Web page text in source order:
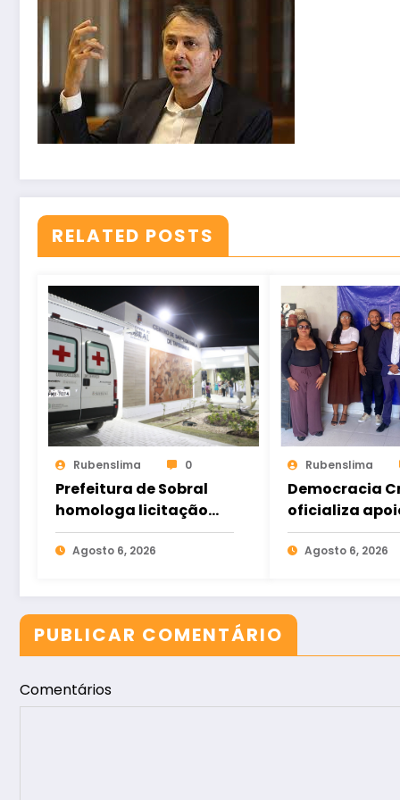
RELATED POSTS
Rubenslima 0
Prefeitura de Sobral
homologa licitação
para construção do
Hospital de Taperuaba
Agosto 6, 2026
Rubenslima
Democracia
oficializa
Gomes e
aliança da
Agosto 6, 2026
PUBLICAR COMENTÁRIO
Comentários